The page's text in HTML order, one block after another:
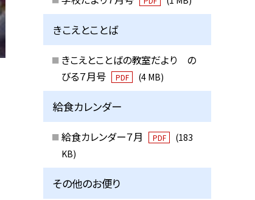
きこえとことば
きこえとことばの教室だより の
びる７月号
PDF (4 MB)
給食カレンダー
給食カレンダー７月 PDF
(183
KB)
その他のお便り